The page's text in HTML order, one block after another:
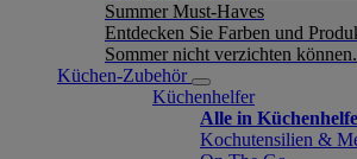
Summer Must-Haves
Entdecken Sie Farben und
Sommer nicht verzichten können.
Küchen-Zubehör
Küchenhelfer
Alle in
Kochutensilien &